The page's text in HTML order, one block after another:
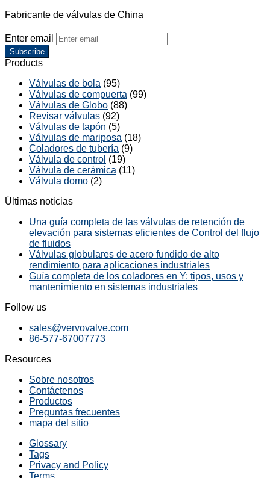
Fabricante de válvulas de China
Enter email
Subscribe
Products
Válvulas de bola (95)
Válvulas de compuerta (99)
Válvulas de Globo (88)
Revisar válvulas (92)
Válvulas de tapón (5)
Válvulas de mariposa (18)
Coladores de tubería (9)
Válvula de control (19)
Válvula de cerámica (11)
Válvula domo (2)
Últimas noticias
Una guía completa de las válvulas de retención de
elevación para sistemas eficientes de Control del flujo
de fluidos
Válvulas globulares de acero fundido de alto
rendimiento para aplicaciones industriales
Guía completa de los coladores en Y: tipos, usos y
mantenimiento en sistemas industriales
Follow us
sales@vervovalve.com
86-577-67007773
Resources
Sobre nosotros
Contáctenos
Productos
Preguntas frecuentes
mapa del sitio
Glossary
Tags
Privacy and Policy
Terms